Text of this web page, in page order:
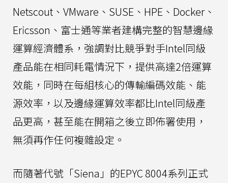
Netscout、VMware、SUSE、HPE、Docker、
Ericsson、富士通等業者建構完整的智慧邊緣
運算經濟體系，強調對比競爭對手Intel同級
產品能在相同耗電情況下，提供高達2倍運算
效能，同時在每組核心的傳輸編碼效能、能
源效率，以及邊緣運算效率都比Intel同級產
品更高，甚至能在開箱之後立即佈署使用，
無須再作任何複雜設定。
而隨著代號「Siena」的EPYC 8004系列正式